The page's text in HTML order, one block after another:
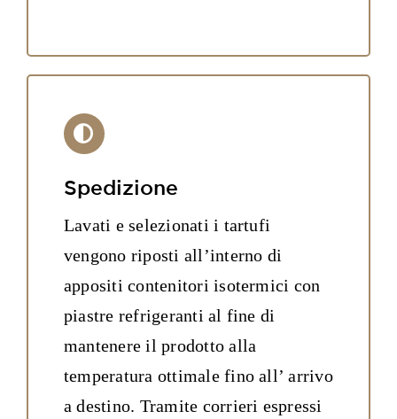
Spedizione
Lavati e selezionati i tartufi
vengono riposti all’interno di
appositi contenitori isotermici con
piastre refrigeranti al fine di
mantenere il prodotto alla
temperatura ottimale fino all’ arrivo
a destino. Tramite corrieri espressi